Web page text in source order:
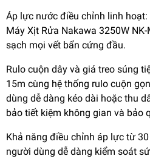
Áp lực nước điều chỉnh linh
Máy Xịt Rửa Nakawa 3250W
sạch mọi vết bẩn cứng đầu.
Rulo cuộn dây và giá treo súng
15m cùng hệ thống rulo cuộn
dùng dễ dàng kéo dài hoặc thu
bảo tiết kiệm không gian và bảo
Khả năng điều chỉnh áp lực từ
người dùng dễ dàng kiểm soát